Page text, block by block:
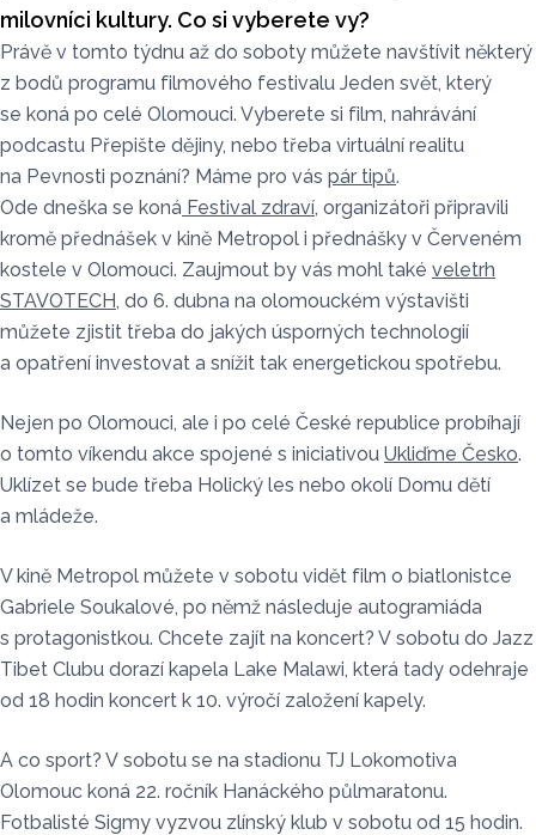
milovníci kultury. Co si vyberete vy?
Právě v tomto týdnu až do soboty můžete navštívit některý
z bodů programu filmového festivalu Jeden svět, který
se koná po celé Olomouci. Vyberete si film, nahrávání
podcastu Přepište dějiny, nebo třeba virtuální realitu
na Pevnosti poznání? Máme pro vás pár tipů.
Ode dneška se koná Festival zdraví, organizátoři připravili
kromě přednášek v kině Metropol i přednášky v Červeném
kostele v Olomouci. Zaujmout by vás mohl také veletrh
STAVOTECH, do 6. dubna na olomouckém výstavišti
můžete zjistit třeba do jakých úsporných technologií
a opatření investovat a snížit tak energetickou spotřebu.
Nejen po Olomouci, ale i po celé České republice probíhají
o tomto víkendu akce spojené s iniciativou Ukliďme Česko.
Uklízet se bude třeba Holický les nebo okolí Domu dětí
a mládeže.
V kině Metropol můžete v sobotu vidět film o biatlonistce
Gabriele Soukalové, po němž následuje autogramiáda
s protagonistkou. Chcete zajít na koncert? V sobotu do Jazz
Tibet Clubu dorazí kapela Lake Malawi, která tady odehraje
od 18 hodin koncert k 10. výročí založení kapely.
A co sport? V sobotu se na stadionu TJ Lokomotiva
Olomouc koná 22. ročník Hanáckého půlmaratonu.
Fotbalisté Sigmy vyzvou zlínský klub v sobotu od 15 hodin.